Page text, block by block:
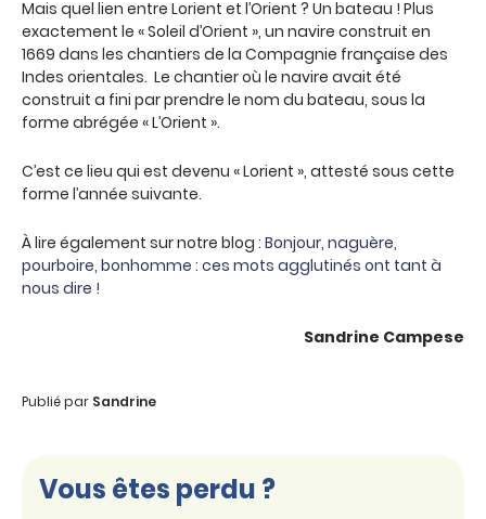
Mais quel lien entre Lorient et l’Orient ? Un bateau ! Plus
exactement le « Soleil d’Orient », un navire construit en
1669 dans les chantiers de la Compagnie française des
Indes orientales. Le chantier où le navire avait été
construit a fini par prendre le nom du bateau, sous la
forme abrégée « L’Orient ».
C’est ce lieu qui est devenu « Lorient », attesté sous cette
forme l’année suivante.
À lire également sur notre blog : Bonjour, naguère,
pourboire, bonhomme : ces mots agglutinés ont tant à
nous dire !
Sandrine Campese
Publié par Sandrine
Vous êtes perdu ?